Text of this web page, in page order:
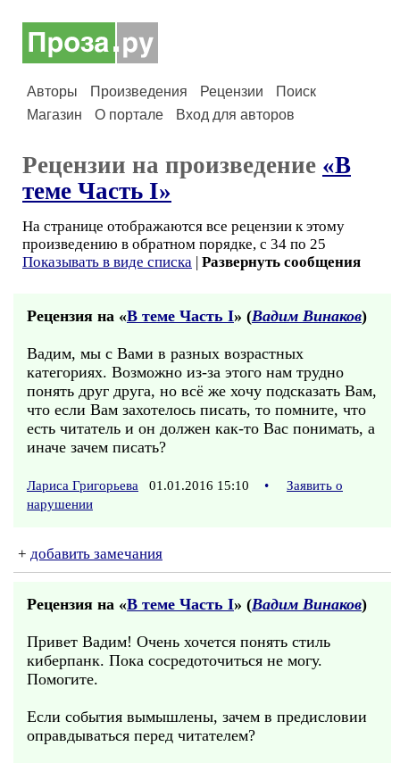
Авторы Произведения Рецензии
Поиск
Магазин
О портале Вход для авторов
Рецензии на произведение «В
теме Часть I»
На странице отображаются все рецензии к этому
произведению в обратном порядке, с 34 по 25
Показывать в виде списка | Развернуть сообщения
Рецензия на «В теме Часть I» (Вадим Винаков)
Вадим, мы с Вами в разных возрастных
категориях. Возможно из-за этого нам трудно
понять друг друга, но всё же хочу подсказать Вам,
что если Вам захотелось писать, то помните, что
есть читатель и он должен как-то Вас понимать, а
иначе зачем писать?
Лариса Григорьева 01.01.2016 15:10 •
Заявить о
нарушении
+ добавить замечания
Рецензия на «В теме Часть I» (Вадим Винаков)
Привет Вадим! Очень хочется понять стиль
киберпанк. Пока сосредоточиться не могу.
Помогите.
Если события вымышлены, зачем в предисловии
оправдываться перед читателем?